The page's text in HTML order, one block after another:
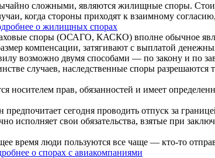
сложными, являются жилищные споры.
когда стороны приходят к взаимному
о жилищных спорах
споры (ОСАГО, КАСКО) вполне обычное
компенсации, затягивают с выплатой
возможно двумя способами — по закону и по
случаев, наследственные споры разрешаются
носителем прав, обязанностей и имеет
сегодня проводить отпуск за
исполняет свои обязательства, взятые при
время люди пользуются все чаще — кто-то
о спорах с авиакомпаниями